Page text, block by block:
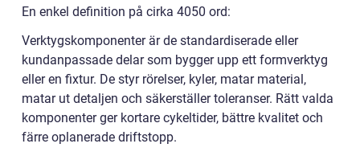
En enkel definition på cirka 4050 ord:
Verktygskomponenter är de standardiserade eller
kundanpassade delar som bygger upp ett formverktyg
eller en fixtur. De styr rörelser, kyler, matar material,
matar ut detaljen och säkerställer toleranser. Rätt valda
komponenter ger kortare cykeltider, bättre kvalitet och
färre oplanerade driftstopp.